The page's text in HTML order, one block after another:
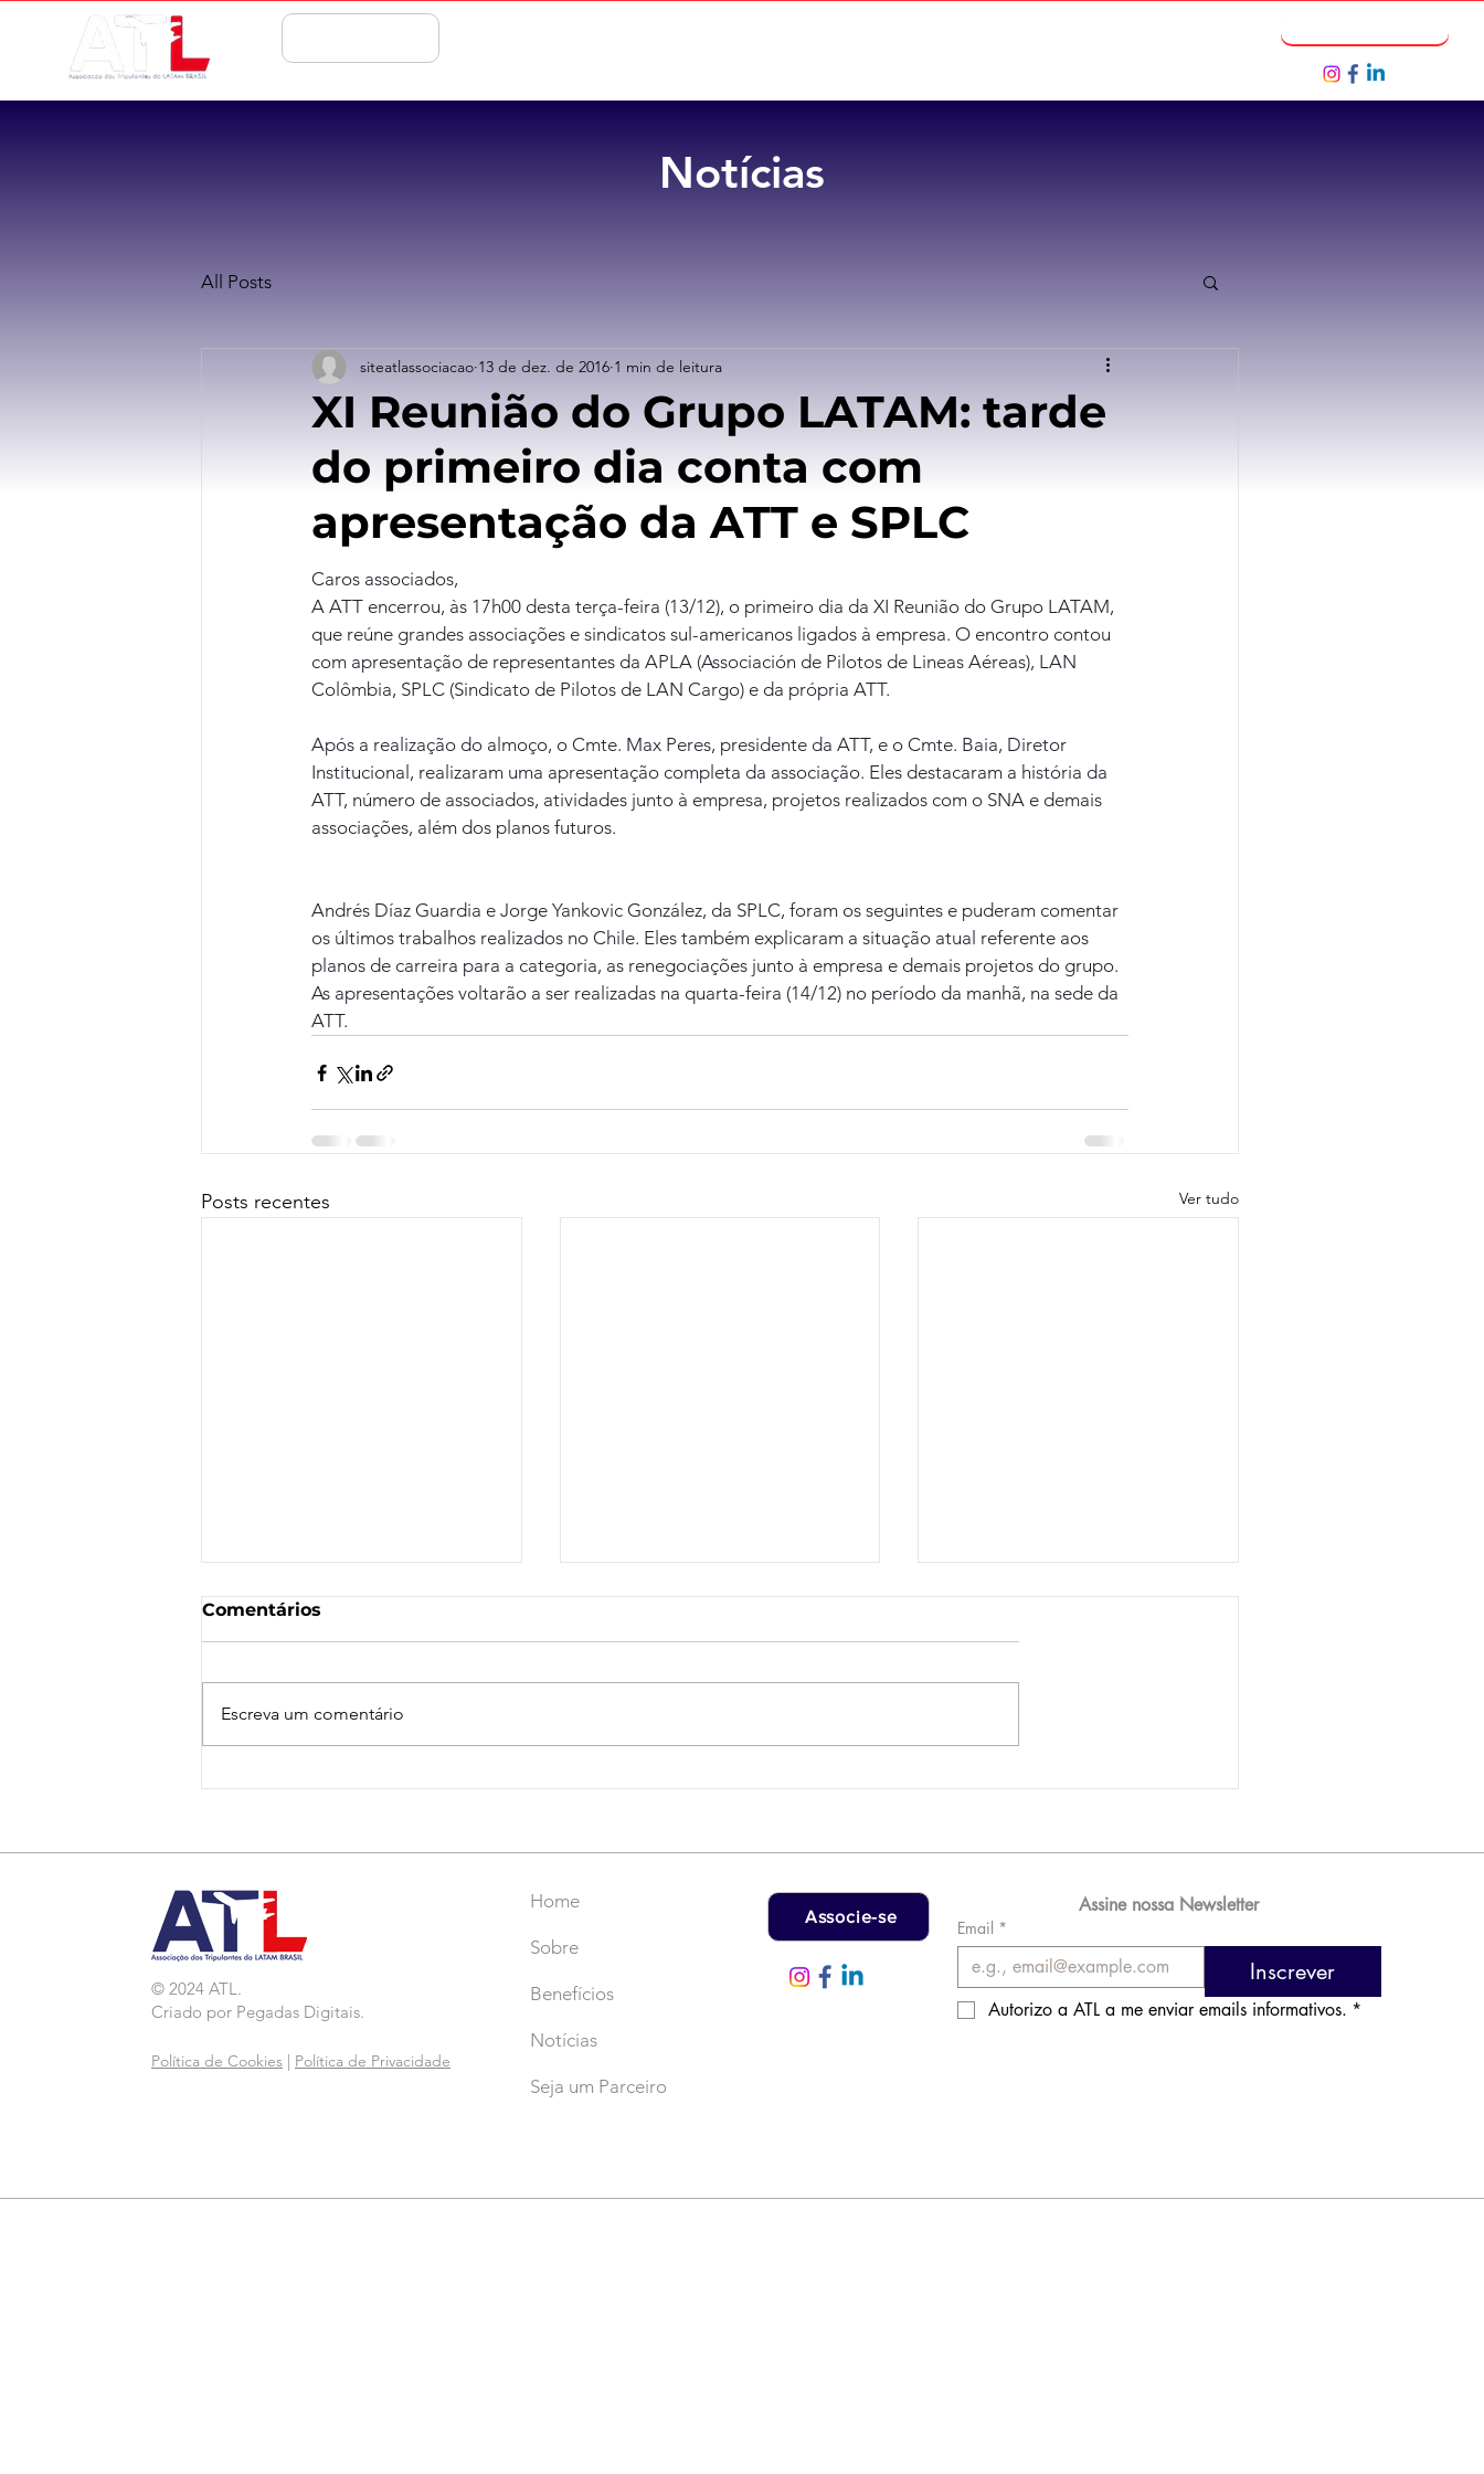
Notícias
All Posts
XI Reunião do Grupo LATAM: tarde
do primeiro dia conta com
apresentação da ATT e SPLC
siteatlassociacao 13 de dez. de 2016 1 min de leitura
Caros associados,
A ATT encerrou, às 17h00 desta terça-feira (13/12), o primeiro dia da XI Reunião do Grupo LATAM,
que reúne grandes associações e sindicatos sul-americanos ligados à empresa. O encontro contou
com apresentação de representantes da APLA (Associación de Pilotos de Lineas Aéreas), LAN
Colômbia, SPLC (Sindicato de Pilotos de LAN Cargo) e da própria ATT.
Após a realização do almoço, o Cmte. Max Peres, presidente da ATT, e o Cmte. Baia, Diretor
Institucional, realizaram uma apresentação completa da associação. Eles destacaram a história da
ATT, número de associados, atividades junto à empresa, projetos realizados com o SNA e demais
associações, além dos planos futuros.
Andrés Díaz Guardia e Jorge Yankovic González, da SPLC, foram os seguintes e puderam comentar
os últimos trabalhos realizados no Chile. Eles também explicaram a situação atual referente aos
planos de carreira para a categoria, as renegociações junto à empresa e demais projetos do grupo.
As apresentações voltarão a ser realizadas na quarta-feira (14/12) no período da manhã, na sede da
ATT.
Posts recentes Ver tudo
Comentários
Escreva um comentário
© 2024 ATL.
Criado por Pegadas Digitais.
Política de Cookies Política de Privacidade
Home
Sobre
Benefícios
Notícias
Seja um Parceiro
Associe-se
Assine nossa Newsletter
Email *
Inscrever
Autorizo a ATL a me enviar emails informativos. *